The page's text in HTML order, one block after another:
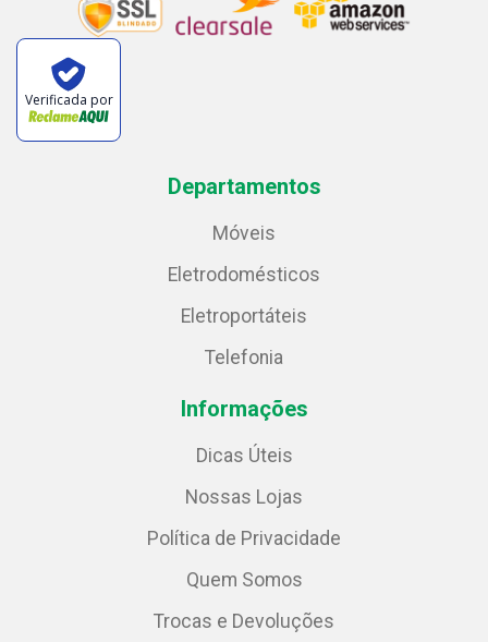
Verificada por
Departamentos
Móveis
Eletrodomésticos
Eletroportáteis
Telefonia
Informações
Dicas Úteis
Nossas Lojas
Política de Privacidade
Quem Somos
Trocas e Devoluções